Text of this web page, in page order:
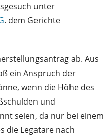
unter
. dem Gerichte
ab. Aus
ein Anspruch der
wenn die Höhe des
und
seien, da nur bei einem
die Legatare nach